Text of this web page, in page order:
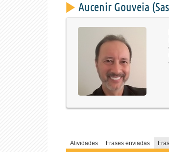
Aucenir Gouveia
Atividades Frases enviadas